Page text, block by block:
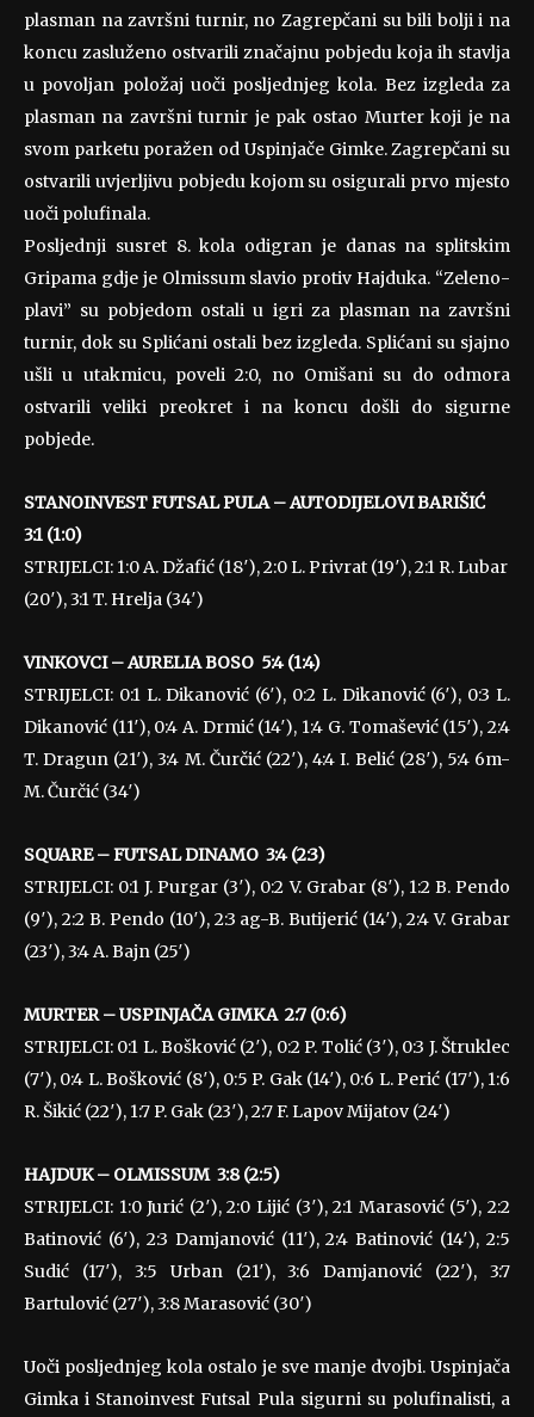
plasman na završni turnir, no Zagrepčani su bili bolji i na
koncu zasluženo ostvarili značajnu pobjedu koja ih stavlja
u povoljan položaj uoči posljednjeg kola. Bez izgleda za
plasman na završni turnir je pak ostao Murter koji je na
svom parketu poražen od Uspinjače Gimke. Zagrepčani su
ostvarili uvjerljivu pobjedu kojom su osigurali prvo mjesto
uoči polufinala.
Posljednji susret 8. kola odigran je danas na splitskim
Gripama gdje je Olmissum slavio protiv Hajduka. “Zeleno-
plavi” su pobjedom ostali u igri za plasman na završni
turnir, dok su Splićani ostali bez izgleda. Splićani su sjajno
ušli u utakmicu, poveli 2:0, no Omišani su do odmora
ostvarili veliki preokret i na koncu došli do sigurne
pobjede.
STANOINVEST FUTSAL PULA – AUTODIJELOVI BARIŠIĆ
3:1 (1:0)
STRIJELCI: 1:0 A. Džafić (18′), 2:0 L. Privrat (19′), 2:1 R. Lubar
(20′), 3:1 T. Hrelja (34′)
VINKOVCI – AURELIA BOSO 5:4 (1:4)
STRIJELCI: 0:1 L. Dikanović (6′), 0:2 L. Dikanović (6′), 0:3 L.
Dikanović (11′), 0:4 A. Drmić (14′), 1:4 G. Tomašević (15′), 2:4
T. Dragun (21′), 3:4 M. Čurčić (22′), 4:4 I. Belić (28′), 5:4 6m-
M. Čurčić (34′)
SQUARE – FUTSAL DINAMO 3:4 (2:3)
STRIJELCI: 0:1 J. Purgar (3′), 0:2 V. Grabar (8′), 1:2 B. Pendo
(9′), 2:2 B. Pendo (10′), 2:3 ag-B. Butijerić (14′), 2:4 V. Grabar
(23′), 3:4 A. Bajn (25′)
MURTER – USPINJAČA GIMKA 2:7 (0:6)
STRIJELCI: 0:1 L. Bošković (2′), 0:2 P. Tolić (3′), 0:3 J. Štruklec
(7′), 0:4 L. Bošković (8′), 0:5 P. Gak (14′), 0:6 L. Perić (17′), 1:6
R. Šikić (22′), 1:7 P. Gak (23′), 2:7 F. Lapov Mijatov (24′)
HAJDUK – OLMISSUM 3:8 (2:5)
STRIJELCI: 1:0 Jurić (2′), 2:0 Lijić (3′), 2:1 Marasović (5′), 2:2
Batinović (6′), 2:3 Damjanović (11′), 2:4 Batinović (14′), 2:5
Sudić (17′), 3:5 Urban (21′), 3:6 Damjanović (22′), 3:7
Bartulović (27′), 3:8 Marasović (30′)
Uoči posljednjeg kola ostalo je sve manje dvojbi. Uspinjača
Gimka i Stanoinvest Futsal Pula sigurni su polufinalisti, a